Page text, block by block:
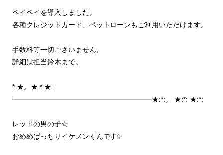
ペイペイを導入しました。
各種クレジットカード、ペットローンもご利用いただけます。
手数料等一切ございません。
詳細は担当鈴木まで。
*:★。★:*:★:
━━━━━━━━━━━━━━━━━━━━★:*:。 ★:*: ★:*:
レッドの男の子☆
おめめぱっちりイケメンくんです✨